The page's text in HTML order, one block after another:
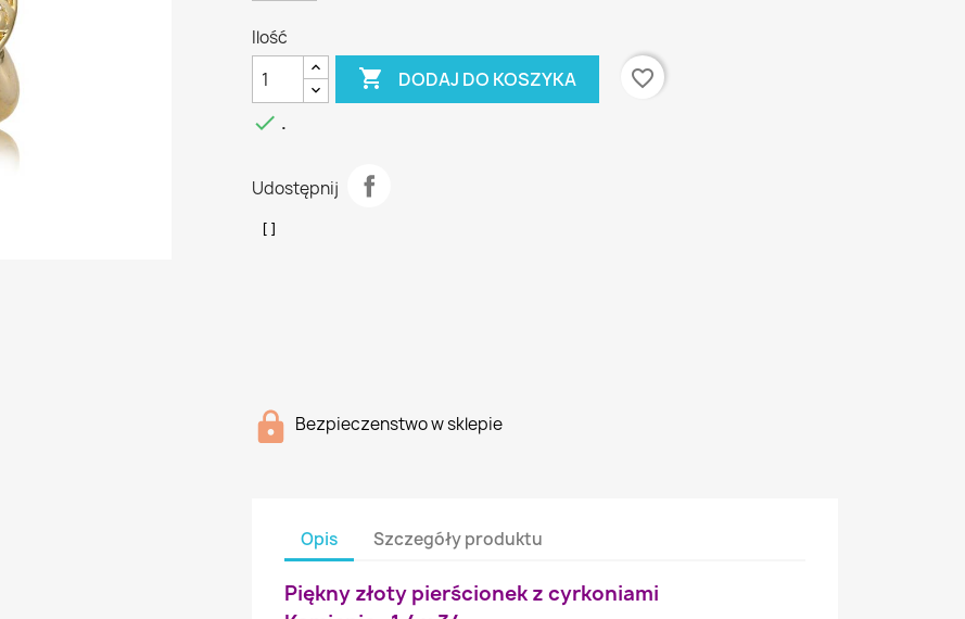
Ilość
 DODAJ DO KOSZYKA
favorite_border
 .
Udostępnij
Bezpieczenstwo w sklepie
Opis Szczegóły produktu
Piękny złoty pierścionek z cyrkoniami